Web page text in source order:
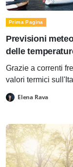
Prima Pagina
Previsioni
delle
Grazie a correnti
valori termici
Elena Rava